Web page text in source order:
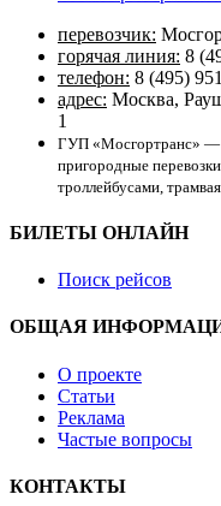
перевозчик:
горячая линия: 8
телефон: 8 (495)
адрес: Москва,
1
ГУП «Мосгортранс» —
пригородные
троллейбусами,
БИЛЕТЫ ОНЛАЙН
Поиск рейсов
ОБЩАЯ
О проекте
Статьи
Реклама
Частые вопросы
КОНТАКТЫ